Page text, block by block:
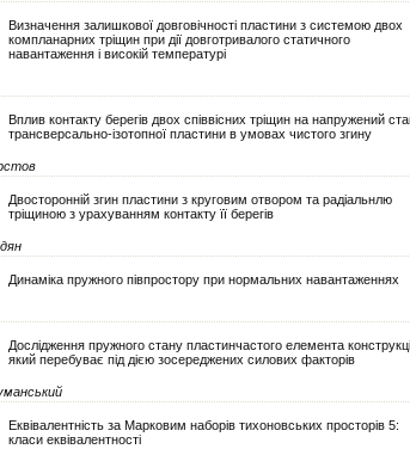
Визначення залишкової довговічності пластини з системою двох
компланарних тріщин при дії довготривалого статичного
навантаження і високій температурі
Вплив контакту берегів двох співвісних тріщин на напружений
трансверсально-ізотопної пластини в умовах чистого згину
Двосторонній згин пластини з круговим отвором та радіальнлю
тріщиною з урахуванням контакту її берегів
Динаміка пружного півпростору при нормальних навантаженнях
Дослідження пружного стану пластинчастого елемента
який перебуває під дією зосереджених силових факторів
Еквівалентність за Марковим наборів тихоновських просторів 5:
класи еквівалентності